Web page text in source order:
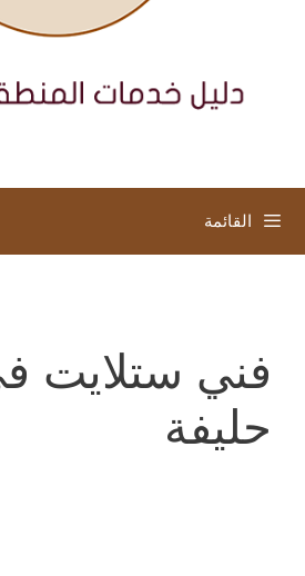
القائمة
فني ستلايت
حليفة